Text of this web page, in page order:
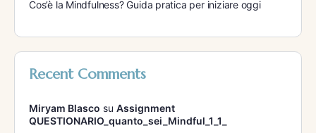
Cos’è la Mindfulness? Guida pratica per iniziare oggi
Recent Comments
Miryam Blasco su Assignment
QUESTIONARIO_quanto_sei_Mindful_1_1_